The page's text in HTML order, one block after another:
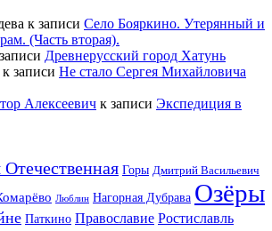
к записи Село Бояркино. Утерянный и
(Часть вторая).
Древнерусский город Хатунь
к записи Не стало Сергея Михайловича
Алексеевич к записи Экспедиция в
Горы Дмитрий Васильевич
Люблин Нагорная Дубрава Озёры
Паткино Православие Ростиславль